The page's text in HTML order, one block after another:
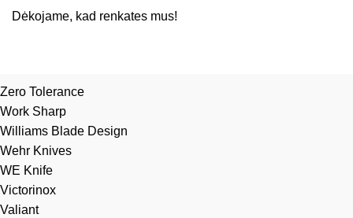
Dėkojame, kad renkates mus!
Zero Tolerance
Work Sharp
Williams Blade Design
Wehr Knives
WE Knife
Victorinox
Valiant